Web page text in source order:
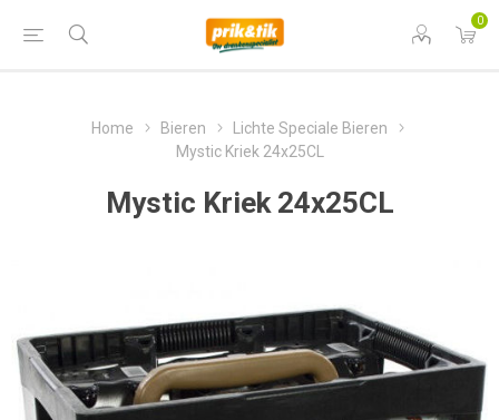
0
Home Bieren
Lichte Speciale Bieren
Mystic Kriek 24x25CL
Mystic Kriek 24x25CL